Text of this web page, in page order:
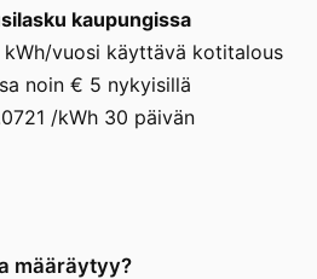
kaupungissa
vuosi käyttävä kotitalous
noin € 5 nykyisillä
/kWh 30 päivän
määräytyy?